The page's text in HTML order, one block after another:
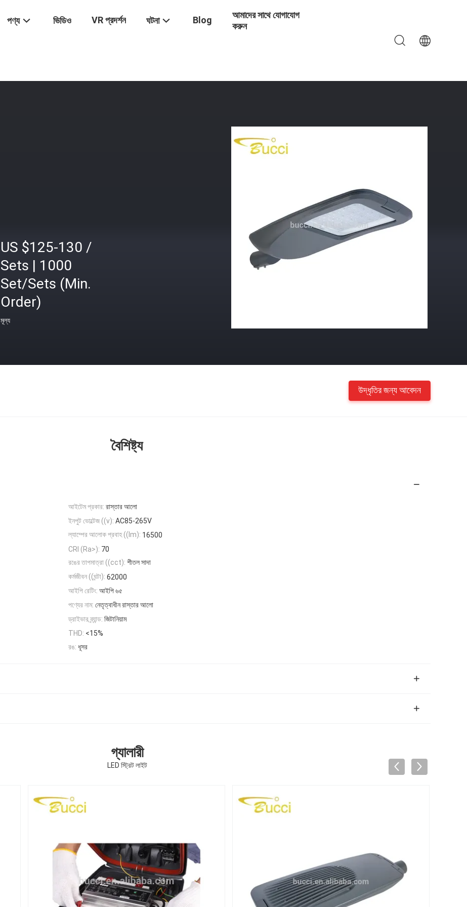
পণ্য ভিডিও VR প্রদর্শন ঘটনা Blog
আমাদের সাথে যোগাযোগ
করুন
US $125-130 /
Sets | 1000
Set/Sets (Min.
Order)
মূল্য
উদ্ধৃতির জন্য আবেদন
বৈশিষ্ট্য
আইটেম প্রকার: রাস্তার আলো
ইনপুট ভোল্টেজ ((v): AC85-265V
ল্যাম্পের আলোক প্রবাহ ((lm): 16500
CRI (Ra>): 70
রঙের তাপমাত্রা ((cct): শীতল সাদা
কর্মজীবন ((ঘন্টা): 62000
আইপি রেটিং: আইপি ৬৫
পণ্যের নাম: নেতৃত্বাধীন রাস্তার আলো
ড্রাইভার ব্র্যান্ড: জিটানিয়াম
THD: <15%
রঙ: ধূসর
গ্যালারী
LED স্ট্রিট লাইট